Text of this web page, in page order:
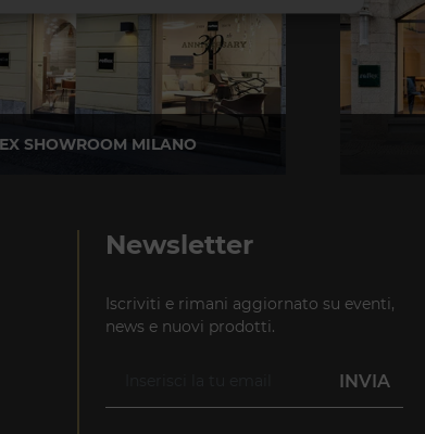
SHOWROOM MILANO
T +39 02 80582955
Newsletter
Iscriviti e rimani aggiornato su eventi,
news e nuovi prodotti.